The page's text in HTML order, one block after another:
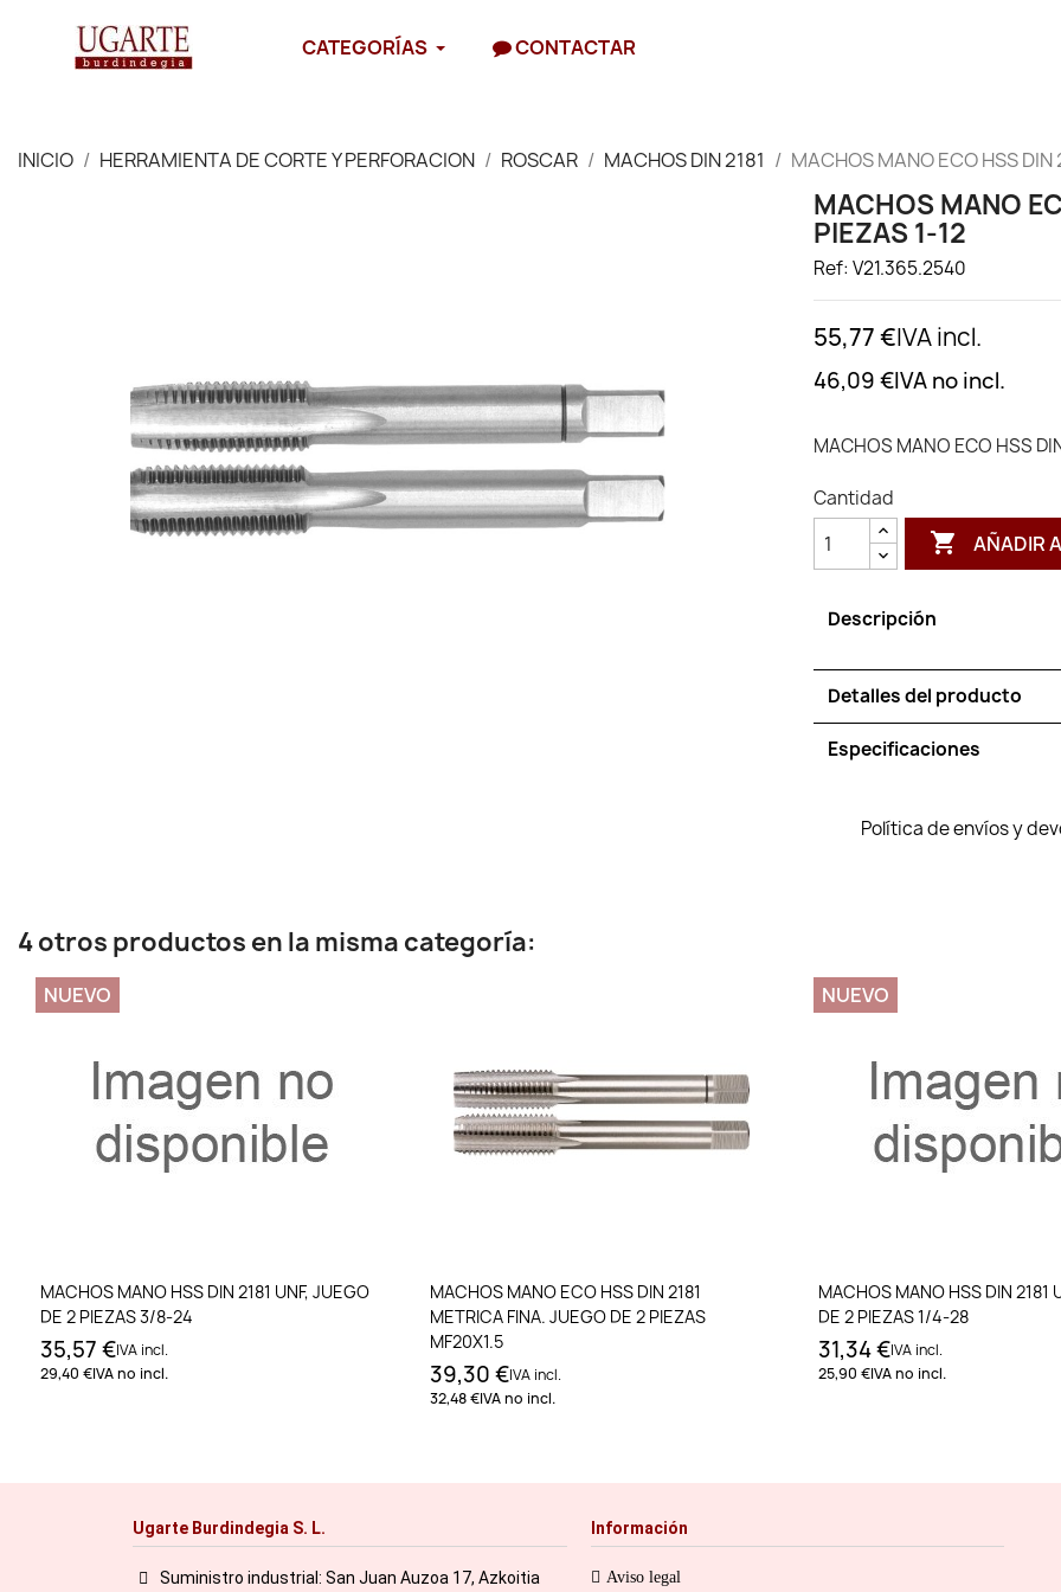
CATEGORÍAS CONTACTAR
INICIO HERRAMIENTA DE CORTE Y PERFORACION ROSCAR MACHOS DIN 2181 MACHOS MANO ECO HSS DIN
MACHOS MANO
PIEZAS 1-12
Ref: V21.365.2540
55,77 €IVA incl.
46,09 €IVA no incl.
MACHOS MANO ECO HSS
Cantidad
 AÑADIR
Descripción
Detalles del producto
Especificaciones
Política de envíos y
4 otros productos en la misma categoría:
Añadir al carrito
MACHOS MANO HSS DIN 2181 UNF, JUEGO
DE 2 PIEZAS 3/8-24
35,57 €IVA incl.
29,40 €IVA no incl.
NUEVO
Añadir al carrito
MACHOS MANO ECO HSS DIN 2181
METRICA FINA. JUEGO DE 2 PIEZAS
MF20X1.5
39,30 €IVA incl.
32,48 €IVA no incl.
Añadir al
MACHOS MANO HSS DIN 2181
DE 2 PIEZAS 1/4-28
31,34 €IVA incl.
25,90 €IVA no incl.
NUEVO
Ugarte Burdindegia S. L.
Suministro industrial: San Juan Auzoa 17, Azkoitia
Información
Aviso legal